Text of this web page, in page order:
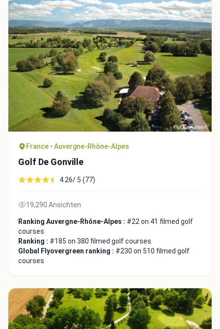
France • Auvergne-Rhône-Alpes
Golf De Gonville
4.26/ 5 (77)
19,290 Ansichten
Ranking Auvergne-Rhône-Alpes : #22 on 41 filmed golf
courses
Ranking : #185 on 380 filmed golf courses
Global Flyovergreen ranking : #230 on 510 filmed golf
courses
Close